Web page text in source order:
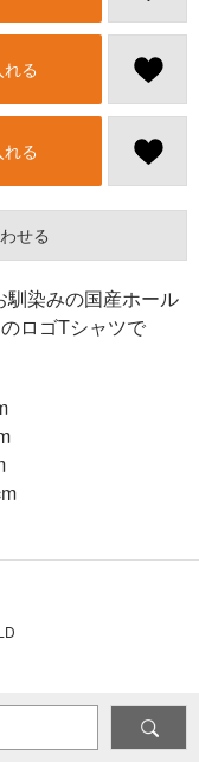
る
る
せる
馴染みの国産ホール
ロゴTシャツで